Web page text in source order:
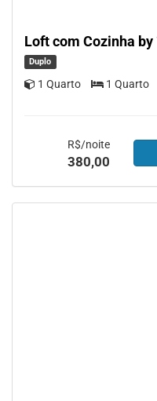
Loft com Cozinha
Duplo
1 Quarto 1 Quarto
R$/noite
380,00